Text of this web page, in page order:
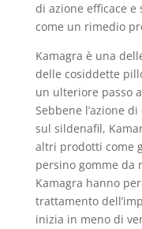
di azione efficace
come un rimedio
Kamagra è una
delle cosiddette
un ulteriore passo
Sebbene l’azione
sul sildenafil,
altri prodotti come
persino gomme da
Kamagra hanno
trattamento
inizia in meno di